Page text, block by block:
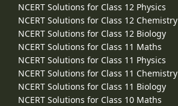
NCERT Solutions for Class 12 Physics
NCERT Solutions for Class 12 Chemistry
NCERT Solutions for Class 12 Biology
NCERT Solutions for Class 11 Maths
NCERT Solutions for Class 11 Physics
NCERT Solutions for Class 11 Chemistry
NCERT Solutions for Class 11 Biology
NCERT Solutions for Class 10 Maths